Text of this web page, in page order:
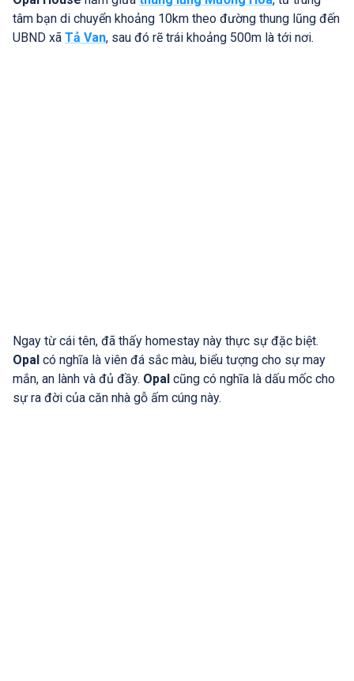
tâm bạn di chuyển khoảng 10km theo đường thung lũng đến
UBND xã Tả Van, sau đó rẽ trái khoảng 500m là tới nơi.
Ngay từ cái tên, đã thấy homestay này thực sự đặc biệt.
Opal có nghĩa là viên đá sắc màu, biểu tượng cho sự may
mắn, an lành và đủ đầy. Opal cũng có nghĩa là dấu mốc cho
sự ra đời của căn nhà gỗ ấm cúng này.